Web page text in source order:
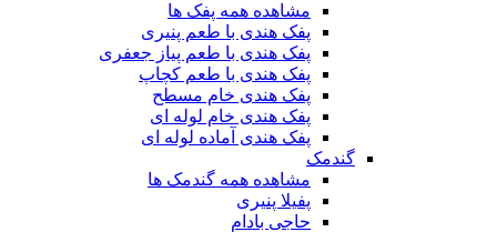
مشاهده همه پفک ها
پفک هندی با طعم پنیری
پفک هندی با طعم پیاز جعفری
پفک هندی با طعم کچاپ
پفک هندی خام مسطح
پفک هندی خام لوله ای
پفک هندی آماده لوله ای
گندمک
مشاهده همه گندمک ها
پفیلا پنیری
حاجی بادام